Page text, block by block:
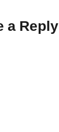
a Reply